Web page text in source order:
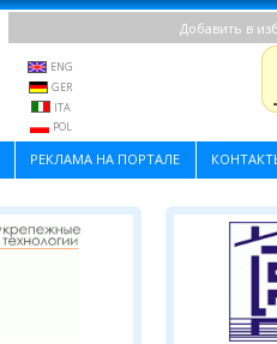
Добавить в
ENG
GER
ITA
POL
РЕКЛАМА НА ПОРТАЛЕ